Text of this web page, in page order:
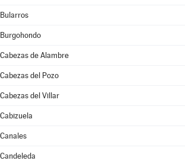
Bularros
Burgohondo
Cabezas de Alambre
Cabezas del Pozo
Cabezas del Villar
Cabizuela
Canales
Candeleda